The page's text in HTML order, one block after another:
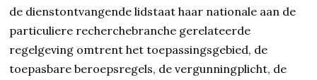
de dienstontvangende lidstaat haar nationale aan de
particuliere recherchebranche gerelateerde
regelgeving omtrent het toepassingsgebied, de
toepasbare beroepsregels, de vergunningplicht, de